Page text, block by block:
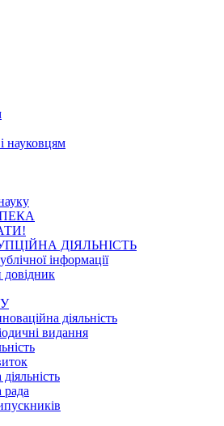
науковцям
ДІЯЛЬНІСТЬ
інформації
діяльність
видання
рада